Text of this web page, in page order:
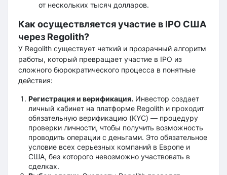
от нескольких тысяч долларов.
Как осуществляется участие в IPO США
через Regolith?
У Regolith существует четкий и прозрачный алгоритм
работы, который превращает участие в IPO из
сложного бюрократического процесса в понятные
действия:
Регистрация и верификация. Инвестор создает
личный кабинет на платформе Regolith и проходит
обязательную верификацию (KYC) — процедуру
проверки личности, чтобы получить возможность
проводить операции с деньгами. Это обязательное
условие всех серьезных компаний в Европе и
США, без которого невозможно участвовать в
сделках.